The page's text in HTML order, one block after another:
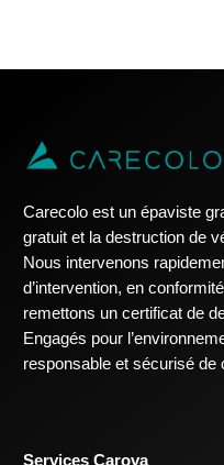
Carecolo est un épaviste
gratuit et la destruction de
Nous intervenons
d’intervention, en
remettons un certificat de
Engagés pour
responsable et sécurisé de
Services Carova